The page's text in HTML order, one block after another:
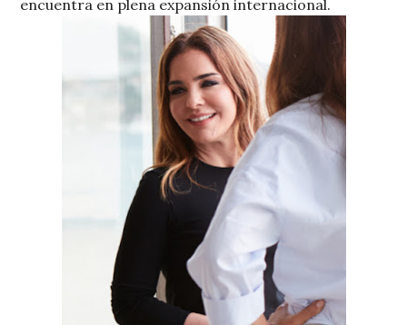
encuentra en plena expansión internacional.